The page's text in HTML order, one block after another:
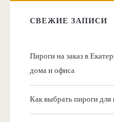
:
СВЕЖИЕ ЗАПИСИ
Пироги на заказ в
дома и офиса
Как выбрать пироги для